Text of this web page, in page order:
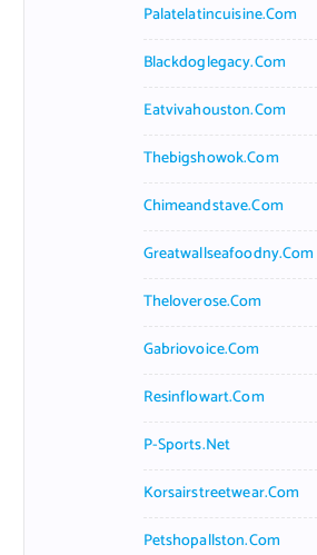
Palatelatincuisine.com
Blackdoglegacy.com
Eatvivahouston.com
Thebigshowok.com
Chimeandstave.com
Greatwallseafoodny.com
Theloverose.com
Gabriovoice.com
Resinflowart.com
P-Sports.net
Korsairstreetwear.com
Petshopallston.com